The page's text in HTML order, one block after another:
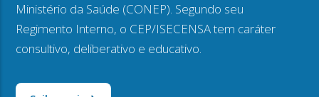
Ministério da Saúde (CONEP). Segundo seu
Regimento Interno, o CEP/ISECENSA tem caráter
consultivo, deliberativo e educativo.